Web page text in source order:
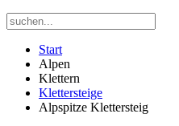
Start
Alpen
Klettern
Klettersteige
Alpspitze Klettersteig